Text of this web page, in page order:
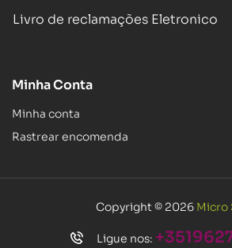
Livro de reclamações Eletronico
Minha Conta
Minha conta
Rastrear encomenda
Copyright © 2026 Micro
Ligue nos: